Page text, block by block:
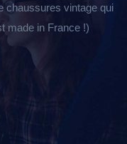
vintage qui
made in France !)